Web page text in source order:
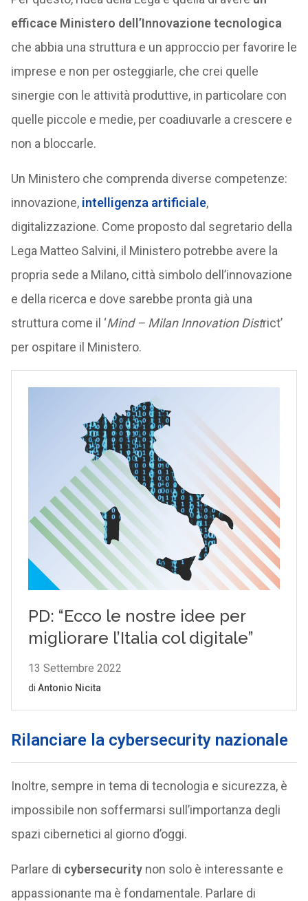
efficace Ministero dell’Innovazione tecnologica
che abbia una struttura e un approccio per favorire le
imprese e non per osteggiarle, che crei quelle
sinergie con le attività produttive, in particolare con
quelle piccole e medie, per coadiuvarle a crescere e
non a bloccarle.
Un Ministero che comprenda diverse competenze:
innovazione, intelligenza artificiale,
digitalizzazione. Come proposto dal segretario della
Lega Matteo Salvini, il Ministero potrebbe avere la
propria sede a Milano, città simbolo dell’innovazione
e della ricerca e dove sarebbe pronta già una
struttura come il ‘Mind – Milan Innovation District’
per ospitare il Ministero.
Rilanciare la cybersecurity nazionale
Inoltre, sempre in tema di tecnologia e sicurezza, è
impossibile non soffermarsi sull’importanza degli
spazi cibernetici al giorno d’oggi.
Parlare di cybersecuritynon solo è interessante e
appassionante ma è fondamentale. Parlare di